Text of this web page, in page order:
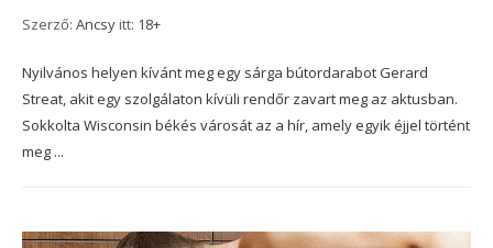
Szerző: Ancsy itt: 18+
Nyilvános helyen kívánt meg egy sárga bútordarabot Gerard
Streat, akit egy szolgálaton kívüli rendőr zavart meg az aktusban.
Sokkolta Wisconsin békés városát az a hír, amely egyik éjjel történt
meg ...